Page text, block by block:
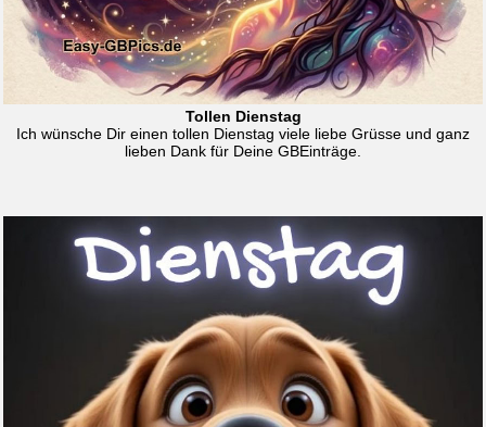
Tollen Dienstag
Ich wünsche Dir einen tollen Dienstag viele liebe Grüsse und ganz
lieben Dank für Deine GBEinträge.